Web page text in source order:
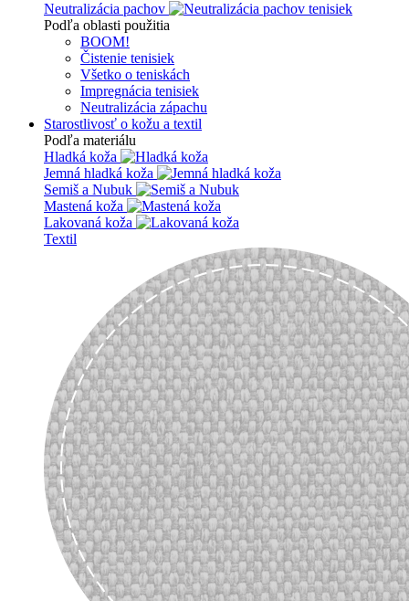
Neutralizácia pachov
Podľa oblasti použitia
BOOM!
Čistenie tenisiek
Všetko o teniskách
Impregnácia tenisiek
Neutralizácia zápachu
Starostlivosť o kožu a textil
Podľa materiálu
Hladká koža
Jemná hladká koža
Semiš a Nubuk
Mastená koža
Lakovaná koža
Textil